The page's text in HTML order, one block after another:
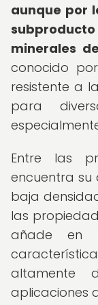
aunque por
minerales
conocido
resistente a
para
Entre las
encuentra su
baja
las
añade en
altamente
aplicaciones